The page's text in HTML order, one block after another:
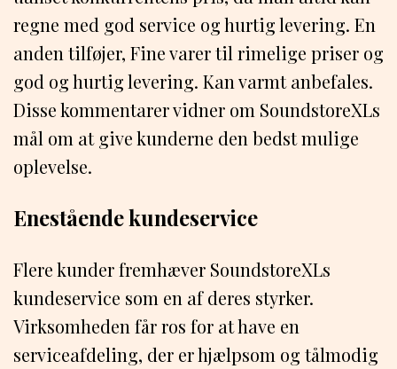
regne med god service og hurtig levering. En
anden tilføjer, Fine varer til rimelige priser og
god og hurtig levering. Kan varmt anbefales.
Disse kommentarer vidner om SoundstoreXLs
mål om at give kunderne den bedst mulige
oplevelse.
Enestående kundeservice
Flere kunder fremhæver SoundstoreXLs
kundeservice som en af deres styrker.
Virksomheden får ros for at have en
serviceafdeling, der er hjælpsom og tålmodig